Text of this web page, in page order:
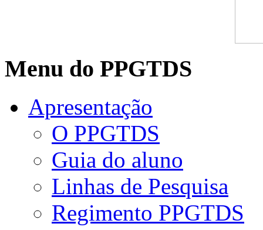
Menu do PPGTDS
Apresentação
O PPGTDS
Guia do aluno
Linhas de Pesquisa
Regimento PPGTDS